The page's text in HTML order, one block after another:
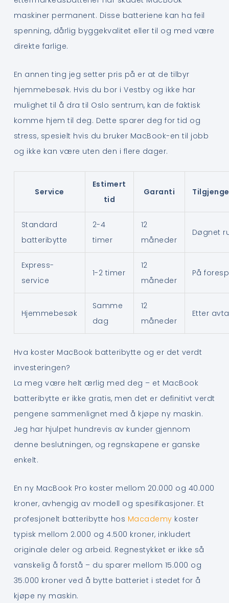
maskiner permanent. Disse batteriene kan ha feil
spenning, dårlig byggekvalitet eller til og med være
direkte farlige.
En annen ting jeg setter pris på er at de tilbyr
hjemmebesøk. Hvis du bor i Vestby og ikke har
mulighet til å dra til Oslo sentrum, kan de faktisk
komme hjem til deg. Dette sparer deg for tid og
stress, spesielt hvis du bruker MacBook-en til jobb
og ikke kan være uten den i flere dager.
Service
Estimert
tid
Garanti
Standard
batteribytte
2-4
timer
12
måneder
Døgnet
Express-
service
1-2 timer
12
måneder
På
Hjemmebesøk
Samme
dag
12
måneder
Etter
Hva koster MacBook batteribytte og er det verdt
investeringen?
La meg være helt ærlig med deg – et MacBook
batteribytte er ikke gratis, men det er definitivt verdt
pengene sammenlignet med å kjøpe ny maskin.
Jeg har hjulpet hundrevis av kunder gjennom
denne beslutningen, og regnskapene er ganske
enkelt.
En ny MacBook Pro koster mellom 20.000 og 40.000
kroner, avhengig av modell og spesifikasjoner. Et
profesjonelt batteribytte hos Macademy koster
typisk mellom 2.000 og 4.500 kroner, inkludert
originale deler og arbeid. Regnestykket er ikke så
vanskelig å forstå – du sparer mellom 15.000 og
35.000 kroner ved å bytte batteriet i stedet for å
kjøpe ny maskin.